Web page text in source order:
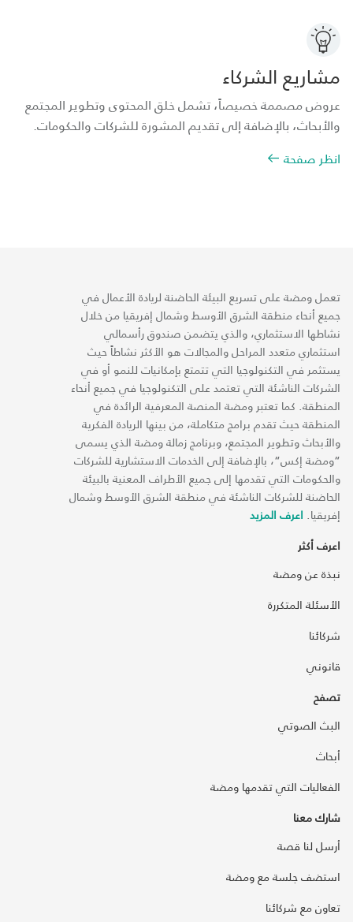
مشاريع الشركاء
عروض مصممة خصيصاً، تشمل خلق المحتوى وتطوير المجتمع
والأبحاث، بالإضافة إلى تقديم المشورة للشركات والحكومات.
انظر صفحة
تعمل ومضة على تسريع البيئة الحاضنة لريادة الأعمال في
جميع أنحاء منطقة الشرق الأوسط وشمال إفريقيا من خلال
نشاطها الاستثماري، والذي يتضمن صندوق رأسمالي
استثماري متعدد المراحل والمجالات هو الأكثر نشاطاً حيث
يستثمر في التكنولوجيا التي تتمتع بإمكانيات للنمو أو في
الشركات الناشئة التي تعتمد على التكنولوجيا في جميع أنحاء
المنطقة. كما تعتبر ومضة المنصة المعرفية الرائدة في
المنطقة حيث تقدم برامج متكاملة، من بينها الريادة الفكرية
والأبحاث وتطوير المجتمع، وبرنامج زمالة ومضة الذي يسمى
“ومضة إكس“، بالإضافة إلى الخدمات الاستشارية للشركات
والحكومات التي تقدمها إلى جميع الأطراف المعنية بالبيئة
الحاضنة للشركات الناشئة في منطقة الشرق الأوسط وشمال
إفريقيا. اعرف المزيد
اعرف أكثر
نبذة عن ومضة
الأسئلة المتكررة
شركائنا
قانوني
تصفح
البث الصوتي
أبحاث
الفعاليات التي تقدمها ومضة
شارك معنا
أرسل لنا قصة
استضف جلسة مع ومضة
تعاون مع شركائنا